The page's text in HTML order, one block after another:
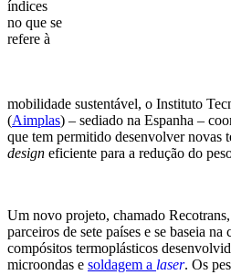
índices
no que se
refere à
mobilidade sustentável, o Instituto
(Aimplas) – sediado na Espanha –
que tem permitido desenvolver novas
design eficiente para a redução do
Um novo projeto, chamado
parceiros de sete países e se baseia
compósitos termoplásticos
microondas e soldagem a laser. Os